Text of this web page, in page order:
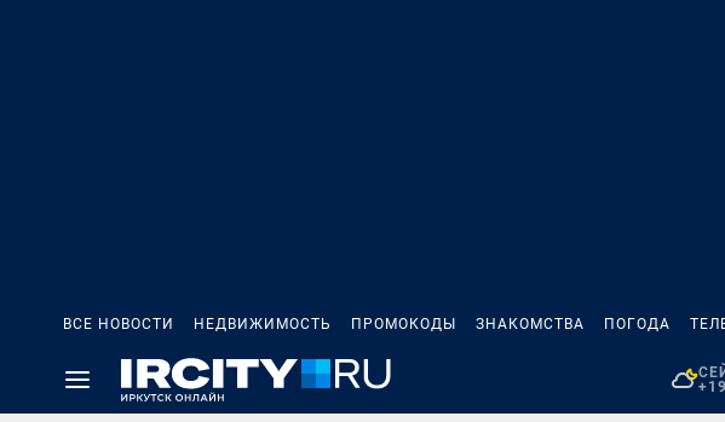
ВСЕ НОВОСТИ НЕДВИЖИМОСТЬ ПРОМОКОДЫ ЗНАКОМСТВА ПОГОДА